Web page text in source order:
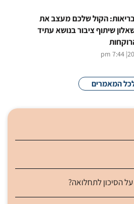
הקול שלכם מעצב את
שיתוף ציבור בנושא עתיד
| 7:44 pm
המאמרים
הסיכון לתחלואה?